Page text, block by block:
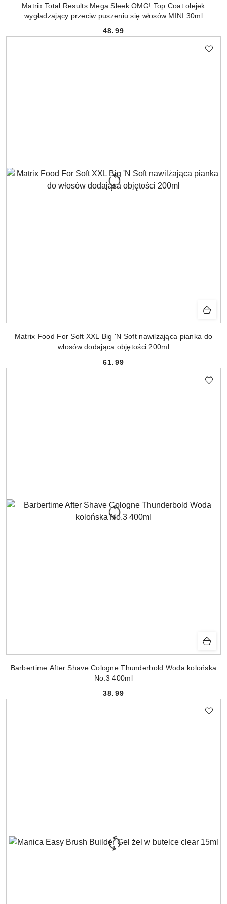
Matrix Total Results Mega Sleek OMG! Top Coat olejek
wygładzający przeciw puszeniu się włosów MINI 30ml
Cena:
48.99
Matrix Food For Soft XXL Big 'N Soft nawilżająca pianka do
włosów dodająca objętości 200ml
Cena:
61.99
Barbertime After Shave Cologne Thunderbold Woda kolońska
No.3 400ml
Cena:
38.99